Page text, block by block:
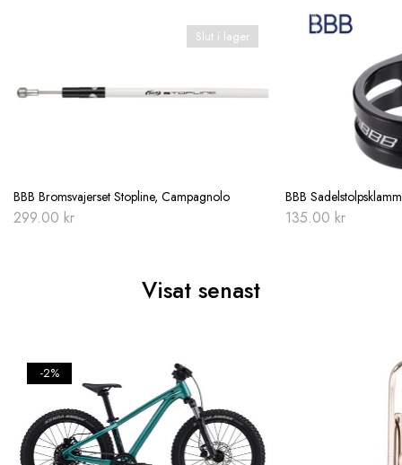
Slut i lager
BBB Bromsvajerset Stopline, Campagnolo
299.00 kr
BBB
135.00 kr
Visat senast
-2%